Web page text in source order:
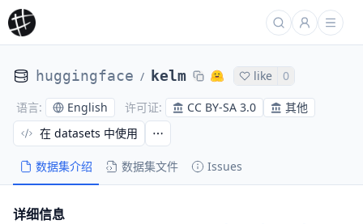
huggingface / kelm like 0
语言: English 许可证: CC BY-SA 3.0 其他
数据集介绍 数据集文件 Issues
在 datasets 中使用
详细信息